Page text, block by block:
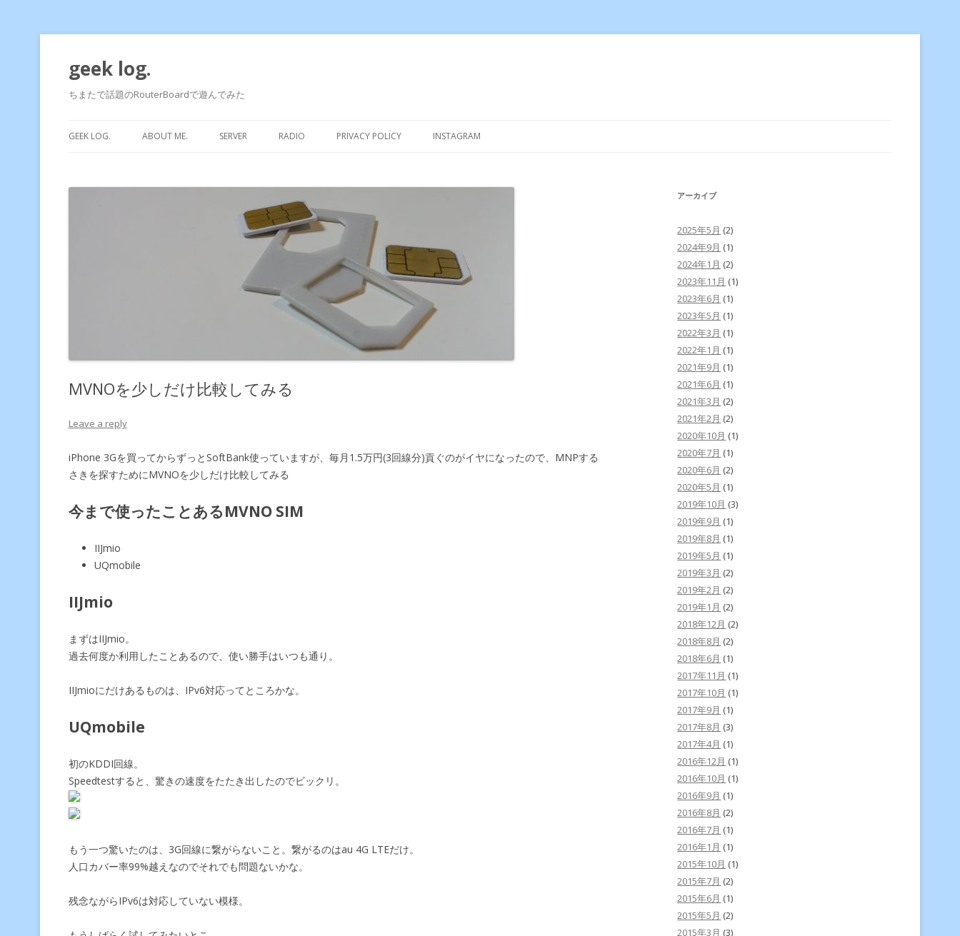
geek log.
ちまたで話題のRouterBoardで遊んでみた
GEEK LOG. ABOUT ME. SERVER RADIO PRIVACY POLICY INSTAGRAM
MVNOを少しだけ比較してみる
Leave a reply
iPhone 3Gを買ってからずっとSoftBank使っていますが、毎月1.5万円(3回線分)貢ぐのがイヤになったので、MNPする
さきを探すためにMVNOを少しだけ比較してみる
今まで使ったことあるMVNO SIM
IIJmio
UQmobile
IIJmio
まずはIIJmio。
過去何度か利用したことあるので、使い勝手はいつも通り。
IIJmioにだけあるものは、IPv6対応ってところかな。
UQmobile
初のKDDI回線。
Speedtestすると、驚きの速度をたたき出したのでビックリ。
もう一つ驚いたのは、3G回線に繋がらないこと。繋がるのはau 4G LTEだけ。
人口カバー率99%越えなのでそれでも問題ないかな。
残念ながらIPv6は対応していない模様。
アーカイブ
2025年5月 (2)
2024年9月 (1)
2024年1月 (2)
2023年11月 (1)
2023年6月 (1)
2023年5月 (1)
2022年3月 (1)
2022年1月 (1)
2021年9月 (1)
2021年6月 (1)
2021年3月 (2)
2021年2月 (2)
2020年10月 (1)
2020年7月 (1)
2020年6月 (2)
2020年5月 (1)
2019年10月 (3)
2019年9月 (1)
2019年8月 (1)
2019年5月 (1)
2019年3月 (2)
2019年2月 (2)
2019年1月 (2)
2018年12月 (2)
2018年8月 (2)
2018年6月 (1)
2017年11月 (1)
2017年10月 (1)
2017年9月 (1)
2017年8月 (3)
2017年4月 (1)
2016年12月 (1)
2016年10月 (1)
2016年9月 (1)
2016年8月 (2)
2016年7月 (1)
2016年1月 (1)
2015年10月 (1)
2015年7月 (2)
2015年6月 (1)
2015年5月 (2)
2015年3月 (3)